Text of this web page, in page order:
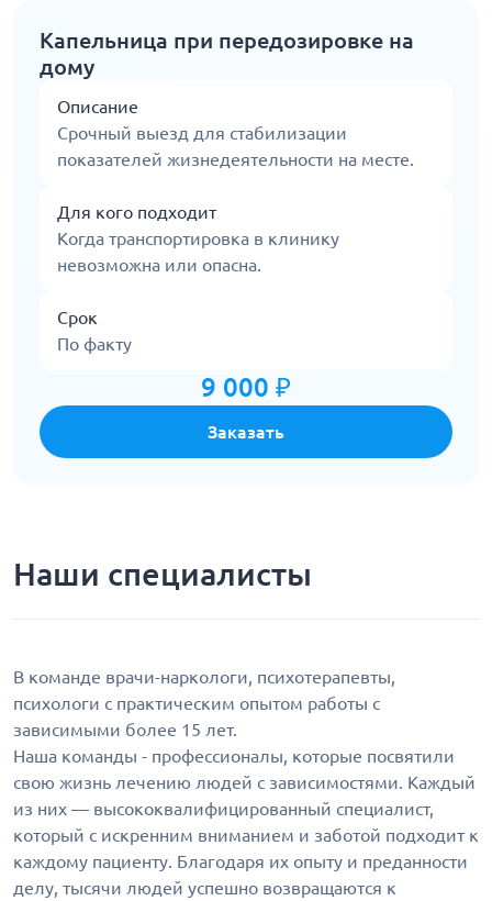
Капельница при передозировке на
дому
Описание
Срочный выезд для стабилизации
показателей жизнедеятельности на месте.
Для кого подходит
Когда транспортировка в клинику
невозможна или опасна.
Срок
По факту
9 000 ₽
Заказать
Наши специалисты
В команде врачи-наркологи, психотерапевты,
психологи с практическим опытом работы с
зависимыми более 15 лет.
Наша команды - профессионалы, которые посвятили
свою жизнь лечению людей с зависимостями. Каждый
из них — высококвалифицированный специалист,
который с искренним вниманием и заботой подходит к
каждому пациенту. Благодаря их опыту и преданности
делу, тысячи людей успешно возвращаются к